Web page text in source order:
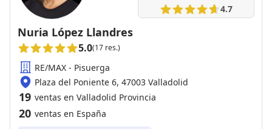
4.7
Nuria López Llandres
5.0(17 res.)
RE/MAX - Pisuerga
Plaza del Poniente 6, 47003 Valladolid
19 ventas en Valladolid Provincia
20 ventas en España